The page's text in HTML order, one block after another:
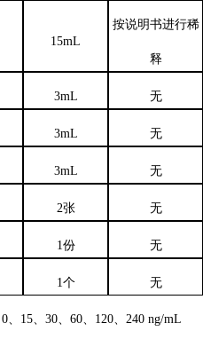
15mL
按说明书进行稀
释
3mL 无
3mL 无
3mL 无
2张 无
1份 无
1个 无
0、15、30、60、120、240 ng/mL